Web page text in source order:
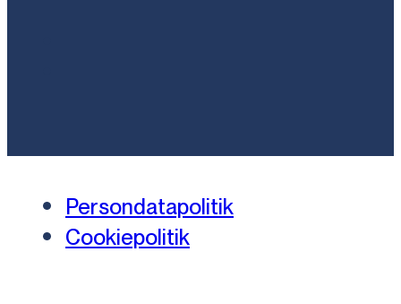
Persondatapolitik
Cookiepolitik